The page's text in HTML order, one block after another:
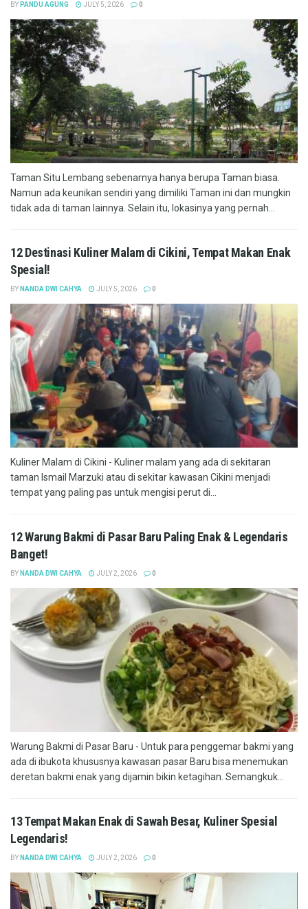
BY PANDU AGUNG JULY 5, 2026 0
Taman Situ Lembang sebenarnya hanya berupa Taman biasa.
Namun ada keunikan sendiri yang dimiliki Taman ini dan mungkin
tidak ada di taman lainnya. Selain itu, lokasinya yang pernah...
12 Destinasi Kuliner Malam di Cikini, Tempat Makan Enak
Spesial!
BY NANDA DWI CAHYA JULY 5, 2026 0
Kuliner Malam di Cikini - Kuliner malam yang ada di sekitaran
taman Ismail Marzuki atau di sekitar kawasan Cikini menjadi
tempat yang paling pas untuk mengisi perut di...
12 Warung Bakmi di Pasar Baru Paling Enak & Legendaris
Banget!
BY NANDA DWI CAHYA JULY 2, 2026 0
Warung Bakmi di Pasar Baru - Untuk para penggemar bakmi yang
ada di ibukota khususnya kawasan pasar Baru bisa menemukan
deretan bakmi enak yang dijamin bikin ketagihan. Semangkuk...
13 Tempat Makan Enak di Sawah Besar, Kuliner Spesial
Legendaris!
BY NANDA DWI CAHYA JULY 2, 2026 0